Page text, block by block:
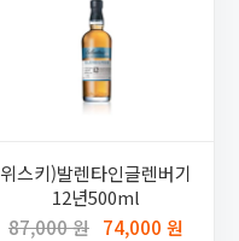
위스키)발렌타인글렌버기
12년500ml
87,000 원 74,000 원